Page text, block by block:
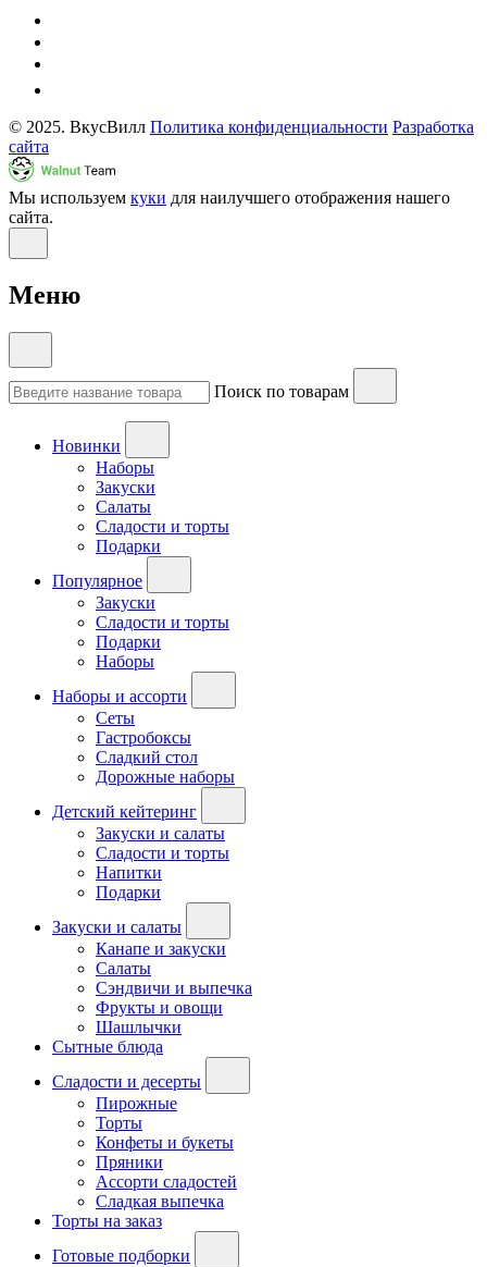
© 2025. ВкусВилл Политика конфиденциальности Разработка
сайта
Мы используем куки для наилучшего отображения нашего
сайта.
Меню
Поиск по товарам
Новинки
Наборы
Закуски
Салаты
Сладости и торты
Подарки
Популярное
Закуски
Сладости и торты
Подарки
Наборы
Наборы и ассорти
Сеты
Гастробоксы
Сладкий стол
Дорожные наборы
Детский кейтеринг
Закуски и салаты
Сладости и торты
Напитки
Подарки
Закуски и салаты
Канапе и закуски
Салаты
Сэндвичи и выпечка
Фрукты и овощи
Шашлычки
Сытные блюда
Сладости и десерты
Пирожные
Торты
Конфеты и букеты
Пряники
Ассорти сладостей
Сладкая выпечка
Торты на заказ
Готовые подборки